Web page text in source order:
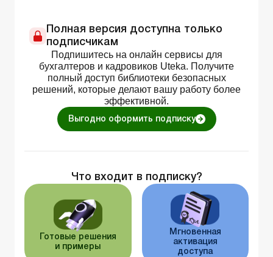
Полная версия доступна только
подписчикам
Подпишитесь на онлайн сервисы для
бухгалтеров и кадровиков Uteka. Получите
полный доступ библиотеки безопасных
решений, которые делают вашу работу более
эффективной.
Выгодно оформить подписку
Что входит в подписку?
Готовые решения
и примеры
Мгновенная
активация
доступа